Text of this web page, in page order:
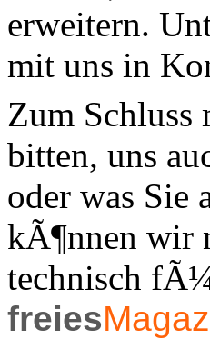
erweitern.
mit uns in
Zum Schluss
bitten, uns
oder was Sie
kÃ¶nnen wir
technisch
freies